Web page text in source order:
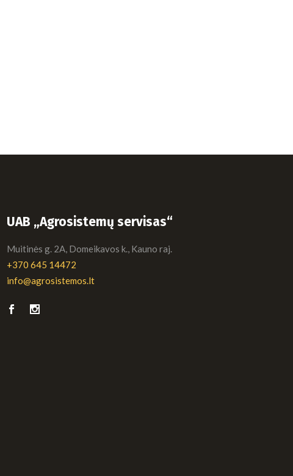
UAB „Agrosistemų servisas“
Muitinės g. 2A, Domeikavos k., Kauno raj.
+370 645 14472
info@agrosistemos.lt